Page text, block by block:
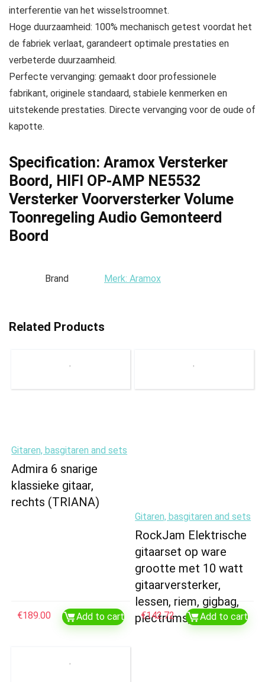
interferentie van het wisselstroomnet.
Hoge duurzaamheid: 100% mechanisch getest voordat het
de fabriek verlaat, garandeert optimale prestaties en
verbeterde duurzaamheid.
Perfecte vervanging: gemaakt door professionele
fabrikant, originele standaard, stabiele kenmerken en
uitstekende prestaties. Directe vervanging voor de oude of
kapotte.
Specification: Aramox Versterker
Boord, HIFI OP-AMP NE5532
Versterker Voorversterker Volume
Toonregeling Audio Gemonteerd
Boord
Brand Merk: Aramox
Related Products
Gitaren, basgitaren and sets
Admira 6 snarige
klassieke gitaar,
rechts (TRIANA)
€189.00 Add to cart
Gitaren, basgitaren and sets
RockJam Elektrische
gitaarset op ware
grootte met 10 watt
gitaarversterker,
lessen, riem, gigbag,
plectrums, whammy…
€142.72 Add to cart